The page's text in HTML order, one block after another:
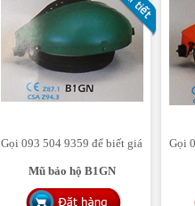
Gọi 093 504 9359 để biết giá
Mũ bảo hộ B1GN
Gọi